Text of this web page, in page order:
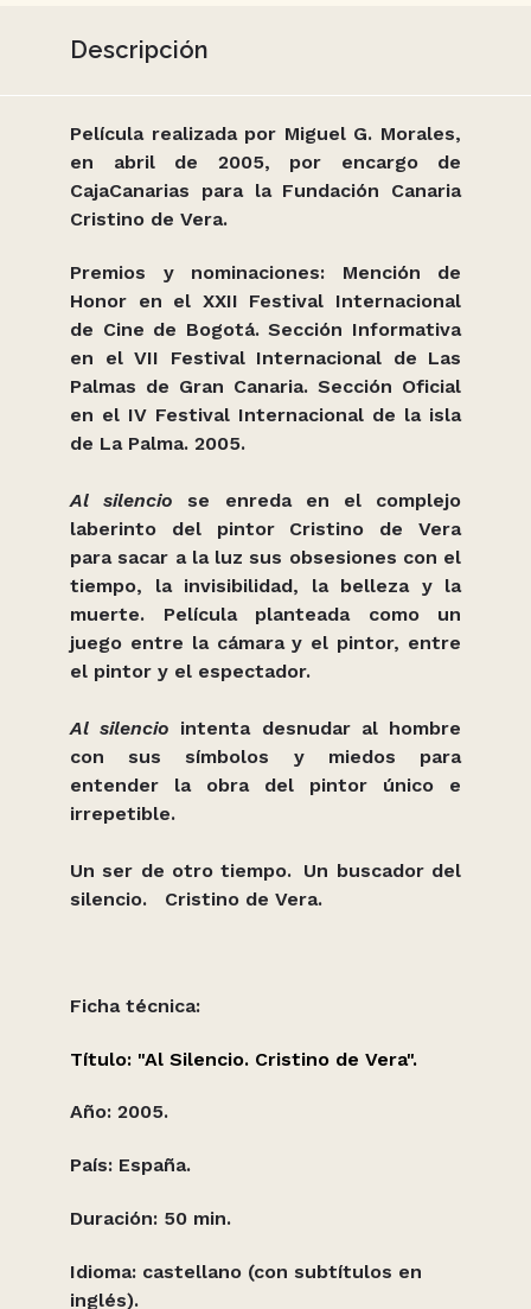
Descripción
Película realizada por Miguel G. Morales,
en abril de 2005, por encargo de
CajaCanarias para la Fundación Canaria
Cristino de Vera.
Premios y nominaciones: Mención de
Honor en el XXII Festival Internacional
de Cine de Bogotá. Sección Informativa
en el VII Festival Internacional de Las
Palmas de Gran Canaria. Sección Oficial
en el IV Festival Internacional de la isla
de La Palma. 2005.
Al silencio se enreda en el complejo
laberinto del pintor Cristino de Vera
para sacar a la luz sus obsesiones con el
tiempo, la invisibilidad, la belleza y la
muerte. Película planteada como un
juego entre la cámara y el pintor, entre
el pintor y el espectador.
Al silencio intenta desnudar al hombre
con sus símbolos y miedos para
entender la obra del pintor único e
irrepetible.
Un ser de otro tiempo. Un buscador del
silencio. Cristino de Vera.
Ficha técnica:
Título: "Al Silencio. Cristino de Vera".
Año: 2005.
País: España.
Duración: 50 min.
Idioma: castellano (con subtítulos en
inglés).